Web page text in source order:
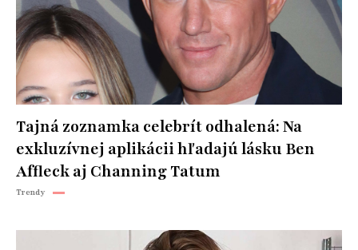
Tajná zoznamka celebrít odhalená: Na
exkluzívnej aplikácii hľadajú lásku Ben
Affleck aj Channing Tatum
Trendy